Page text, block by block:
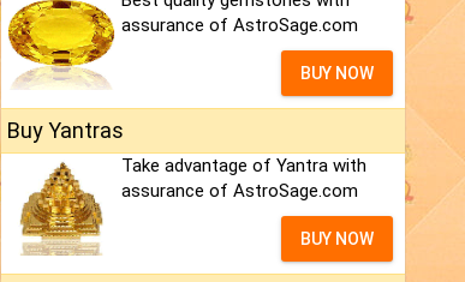
assurance of AstroSage.com
BUY NOW
Buy Yantras
Take advantage of Yantra with
assurance of AstroSage.com
BUY NOW